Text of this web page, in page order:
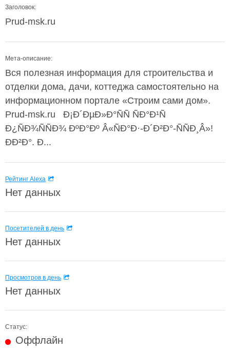
Заголовок:
Prud-msk.ru
Мета-описание:
Вся полезная информация для строительства и
отделки дома, дачи, коттеджа самостоятельно на
информационном портале «Строим сами дом».
Prud-msk.ru Ð¡Ð´ÐµÐ»Ð°ÑÑ ÑÐ°Ð¹Ñ
Ð¿ÑÐ¾ÑÑÐ¾ ÐºÐ°Ðº Â«ÑÐ°Ð·-Ð´Ð²Ð°-ÑÑÐ¸Â»!
ÐÐ²Ð°. Ð...
Рейтинг Alexa
Нет данных
Посетителей в день
Нет данных
Просмотров в день
Нет данных
Статус:
Оффлайн